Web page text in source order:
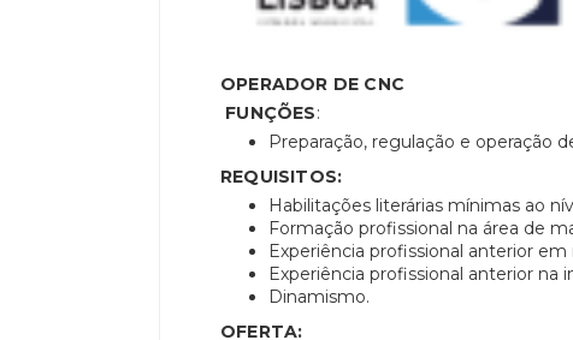
OPERADOR DE CNC
FUNÇÕES:
Preparação, regulação e operação
REQUISITOS:
Habilitações literárias mínimas ao
Formação profissional na área de
Experiência profissional anterior
Experiência profissional anterior na
Dinamismo.
OFERTA: